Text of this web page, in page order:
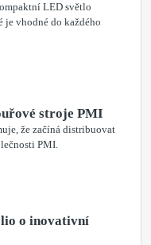
LED světlo
vhodné do každého
stroje PMI
že začíná distribuovat
PMI.
o inovativní